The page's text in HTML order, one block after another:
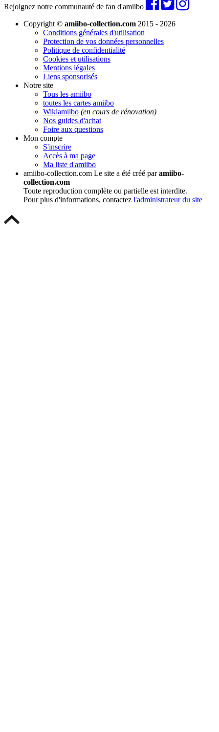
Rejoignez notre communauté de fan d'amiibo
Copyright © amiibo-collection.com 2015 - 2026
Conditions générales d'utilisation
Protection de vos données personnelles
Politique de confidentialité
Cookies et utilisations
Mentions légales
Liens sponsorisés
Notre site
Tous les amiibo
toutes les cartes amiibo
Wikiamiibo (en cours de rénovation)
Nos guides d'achat
Foire aux questions
Mon compte
S'inscrire
Accès à ma page
Ma liste d'amiibo
amiibo-collection.com Le site a été créé paramiibo-
collection.com
Toute reproduction complète ou partielle est interdite.
Pour plus d'informations, contactez l'administrateur du site